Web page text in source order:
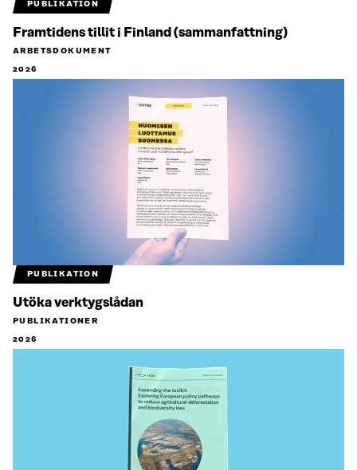
PUBLIKATION
Framtidens tillit i Finland (sammanfattning)
ARBETSDOKUMENT
2026
PUBLIKATION
Utöka verktygslådan
PUBLIKATIONER
2026